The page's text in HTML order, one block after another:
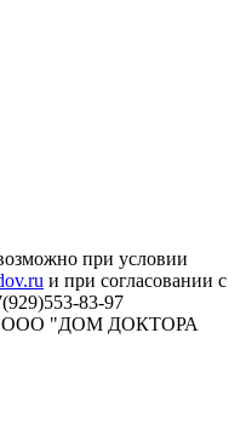
при условии
и при согласовании с
83-97
ООО "ДОМ ДОКТОРА